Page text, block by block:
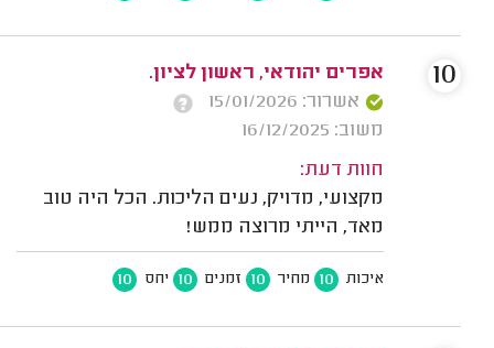
אפרים יהודאי, ראשון לציון.
אשרור: 15/01/2026
משוב: 16/12/2025
חוות דעת:
מקצועי, מדויק, נעים הליכות. הכל היה טוב
מאד, הייתי מרוצה ממש!
איכות 10 מחיר 10 זמנים 10 יחס 10
10